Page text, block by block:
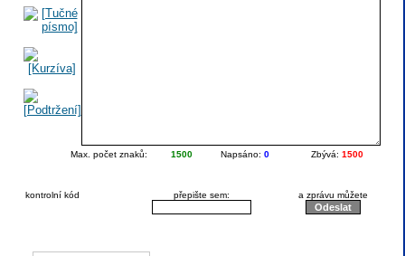
Max. počet znaků: 1500 Napsáno: 0 Zbývá: 1500
kontrolní kód přepište sem: a zprávu můžete